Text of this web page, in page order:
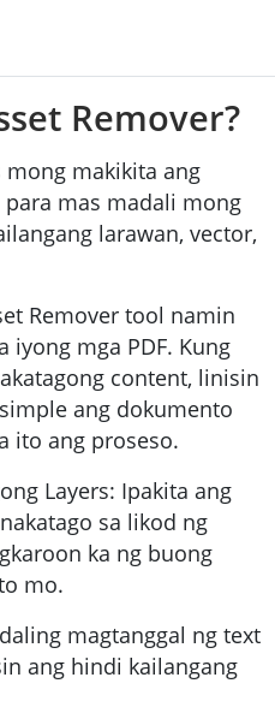
Remover?
mong makikita ang
mas madali mong
larawan, vector,
Remover tool namin
mga PDF. Kung
content, linisin
ang dokumento
ito ang proseso.
Layers: Ipakita ang
sa likod ng
ka ng buong
mo.
magtanggal ng text
ang hindi kailangang